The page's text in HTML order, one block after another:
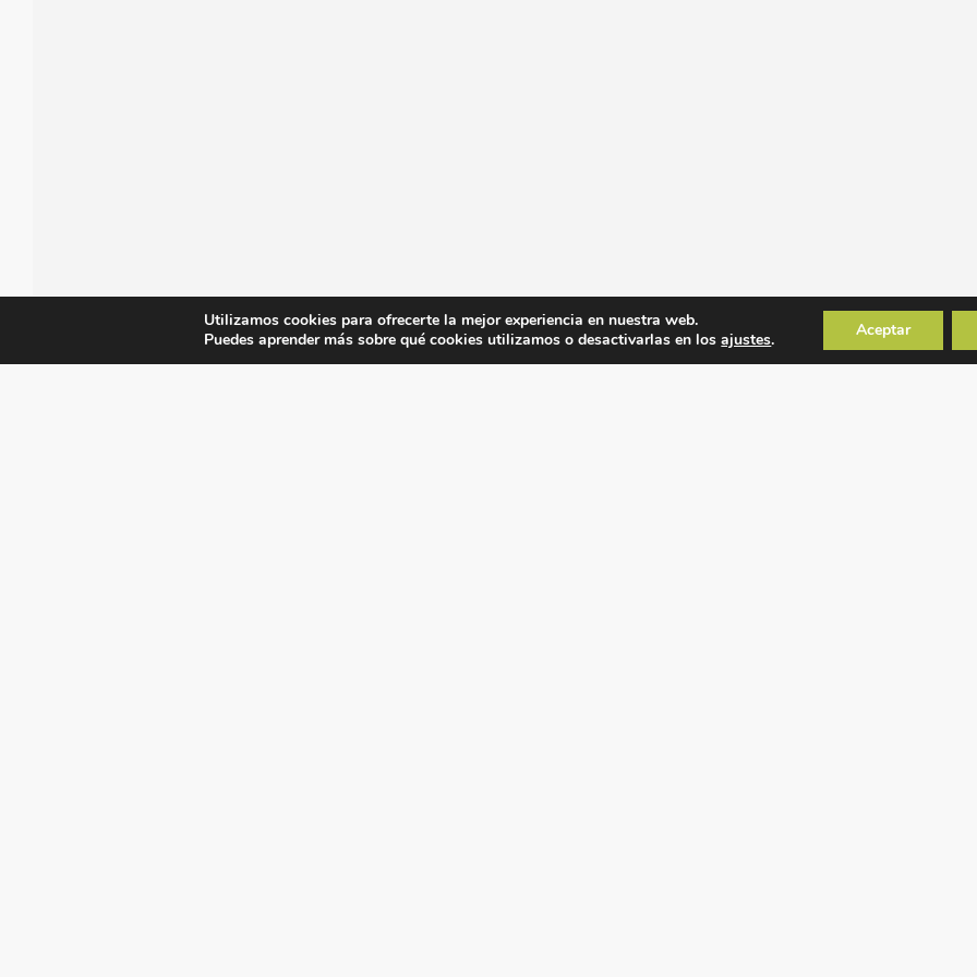
Utilizamos cookies para ofrecerte la mejor experiencia en nuestra web.
Puedes aprender más sobre qué cookies utilizamos o desactivarlas en losajustes. Aceptar